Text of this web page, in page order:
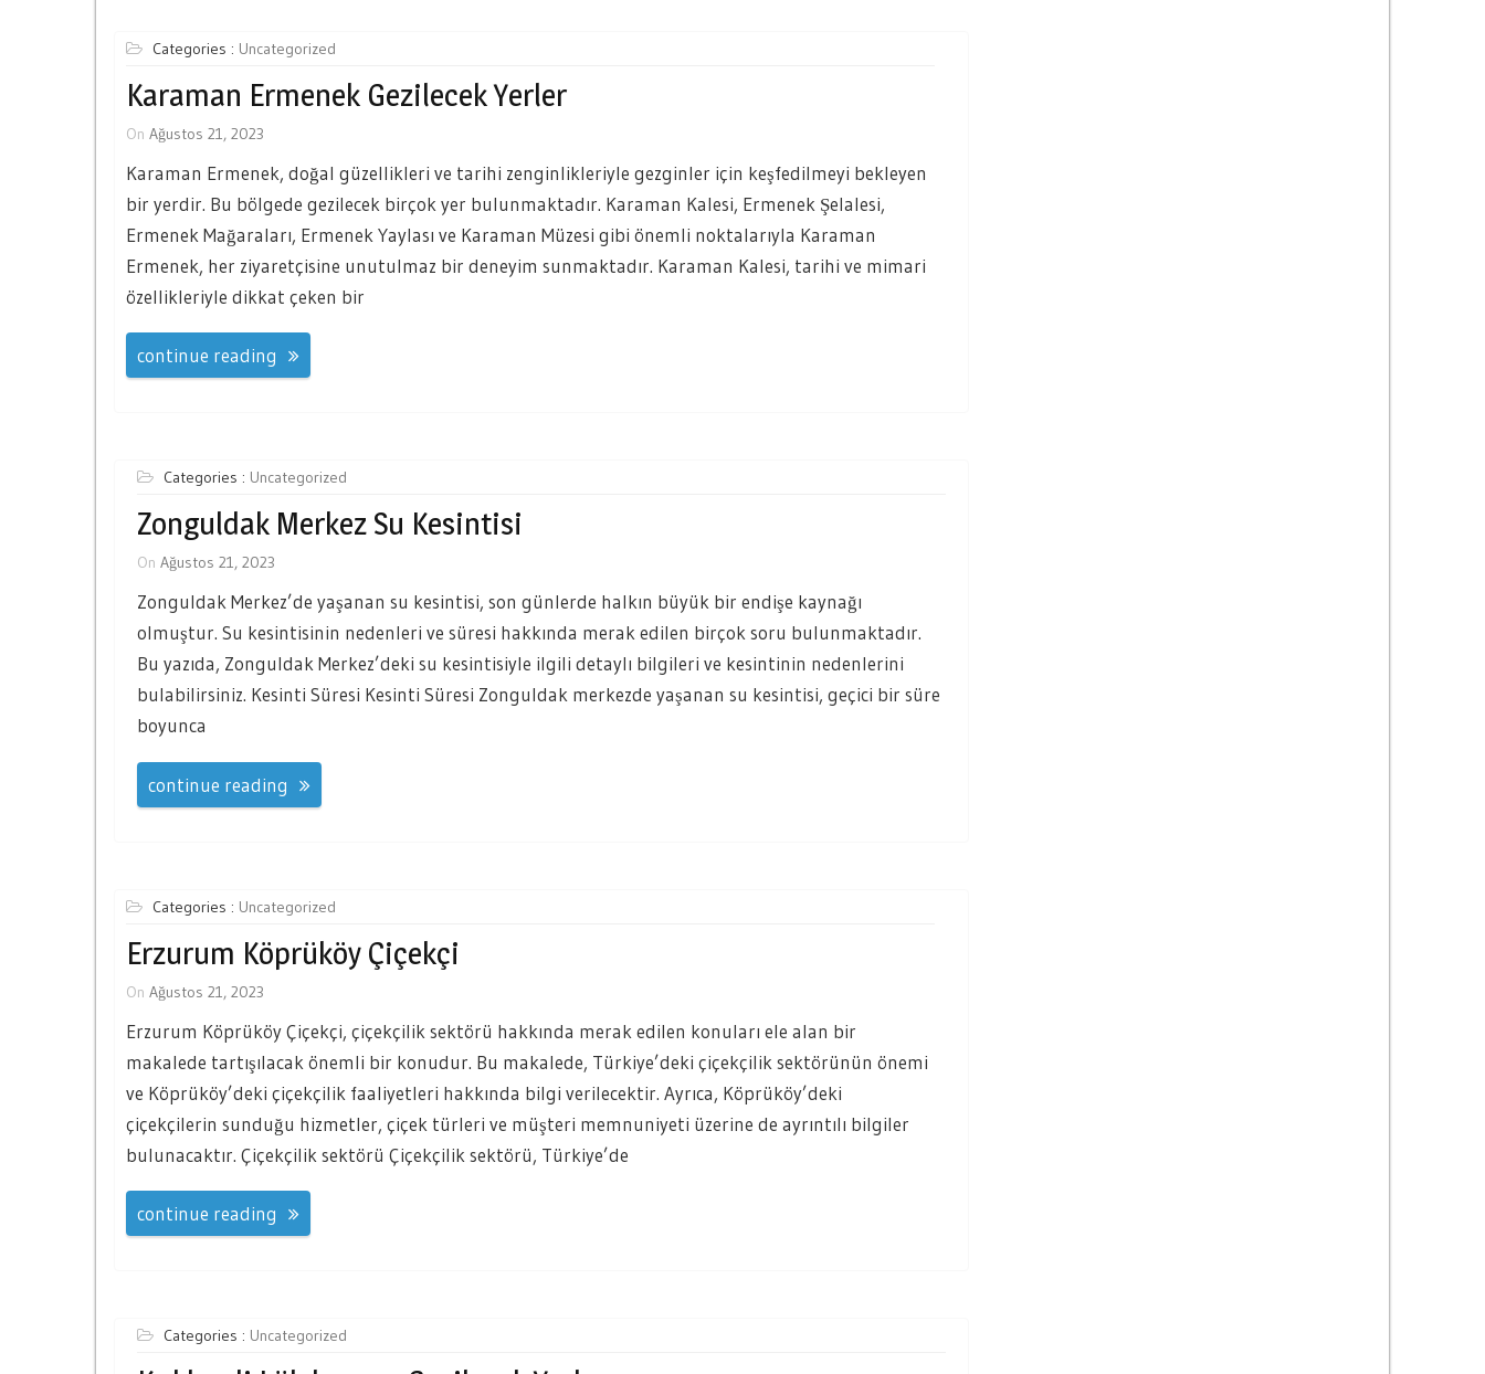
Categories : Uncategorized
Karaman Ermenek Gezilecek Yerler
On Ağustos 21, 2023
Karaman Ermenek, doğal güzellikleri ve tarihi zenginlikleriyle gezginler için keşfedilmeyi bekleyen
bir yerdir. Bu bölgede gezilecek birçok yer bulunmaktadır. Karaman Kalesi, Ermenek Şelalesi,
Ermenek Mağaraları, Ermenek Yaylası ve Karaman Müzesi gibi önemli noktalarıyla Karaman
Ermenek, her ziyaretçisine unutulmaz bir deneyim sunmaktadır. Karaman Kalesi, tarihi ve mimari
özellikleriyle dikkat çeken bir
continue reading
Categories : Uncategorized
Zonguldak Merkez Su Kesintisi
On Ağustos 21, 2023
Zonguldak Merkez’de yaşanan su kesintisi, son günlerde halkın büyük bir endişe kaynağı
olmuştur. Su kesintisinin nedenleri ve süresi hakkında merak edilen birçok soru bulunmaktadır.
Bu yazıda, Zonguldak Merkez’deki su kesintisiyle ilgili detaylı bilgileri ve kesintinin nedenlerini
bulabilirsiniz. Kesinti Süresi Kesinti Süresi Zonguldak merkezde yaşanan su kesintisi, geçici bir süre
boyunca
continue reading
Categories : Uncategorized
Erzurum Köprüköy Çiçekçi
On Ağustos 21, 2023
Erzurum Köprüköy Çiçekçi, çiçekçilik sektörü hakkında merak edilen konuları ele alan bir
makalede tartışılacak önemli bir konudur. Bu makalede, Türkiye’deki çiçekçilik sektörünün önemi
ve Köprüköy’deki çiçekçilik faaliyetleri hakkında bilgi verilecektir. Ayrıca, Köprüköy’deki
çiçekçilerin sunduğu hizmetler, çiçek türleri ve müşteri memnuniyeti üzerine de ayrıntılı bilgiler
bulunacaktır. Çiçekçilik sektörü Çiçekçilik sektörü, Türkiye’de
continue reading
Categories : Uncategorized